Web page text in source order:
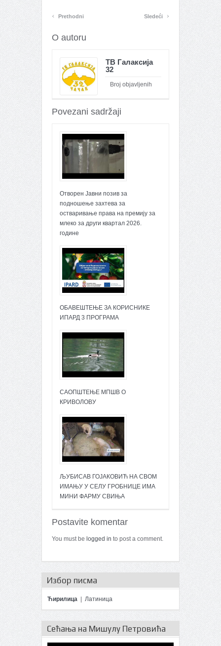
‹ Prethodni Sledeći ›
O autoru
ТВ Галаксија
32
Broj objavljenih
Povezani sadržaji
Отворен Јавни позив за
подношење захтева за
остваривање права на премију за
млеко за други квартал 2026.
године
ОБАВЕШТЕЊЕ ЗА КОРИСНИКЕ
ИПАРД 3 ПРОГРАМА
САОПШТЕЊЕ МПШВ О
КРИВОЛОВУ
ЉУБИСАВ ГОЈАКОВИЋ НА СВОМ
ИМАЊУ У СЕЛУ ГРОБНИЦЕ ИМА
МИНИ ФАРМУ СВИЊА
Postavite komentar
You must be logged in to post a comment.
Избор писма
Ћирилица Латиница
Сећања на Мишулу Петровића